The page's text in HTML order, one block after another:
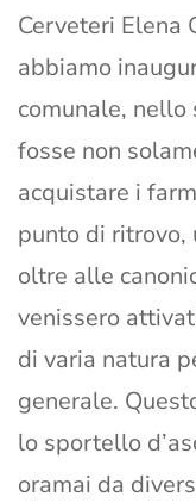
Cerveteri Elena
abbiamo
comunale, nello
fosse non
acquistare i
punto di ritrovo,
oltre alle
venissero
di varia natura
generale.
lo sportello
oramai da